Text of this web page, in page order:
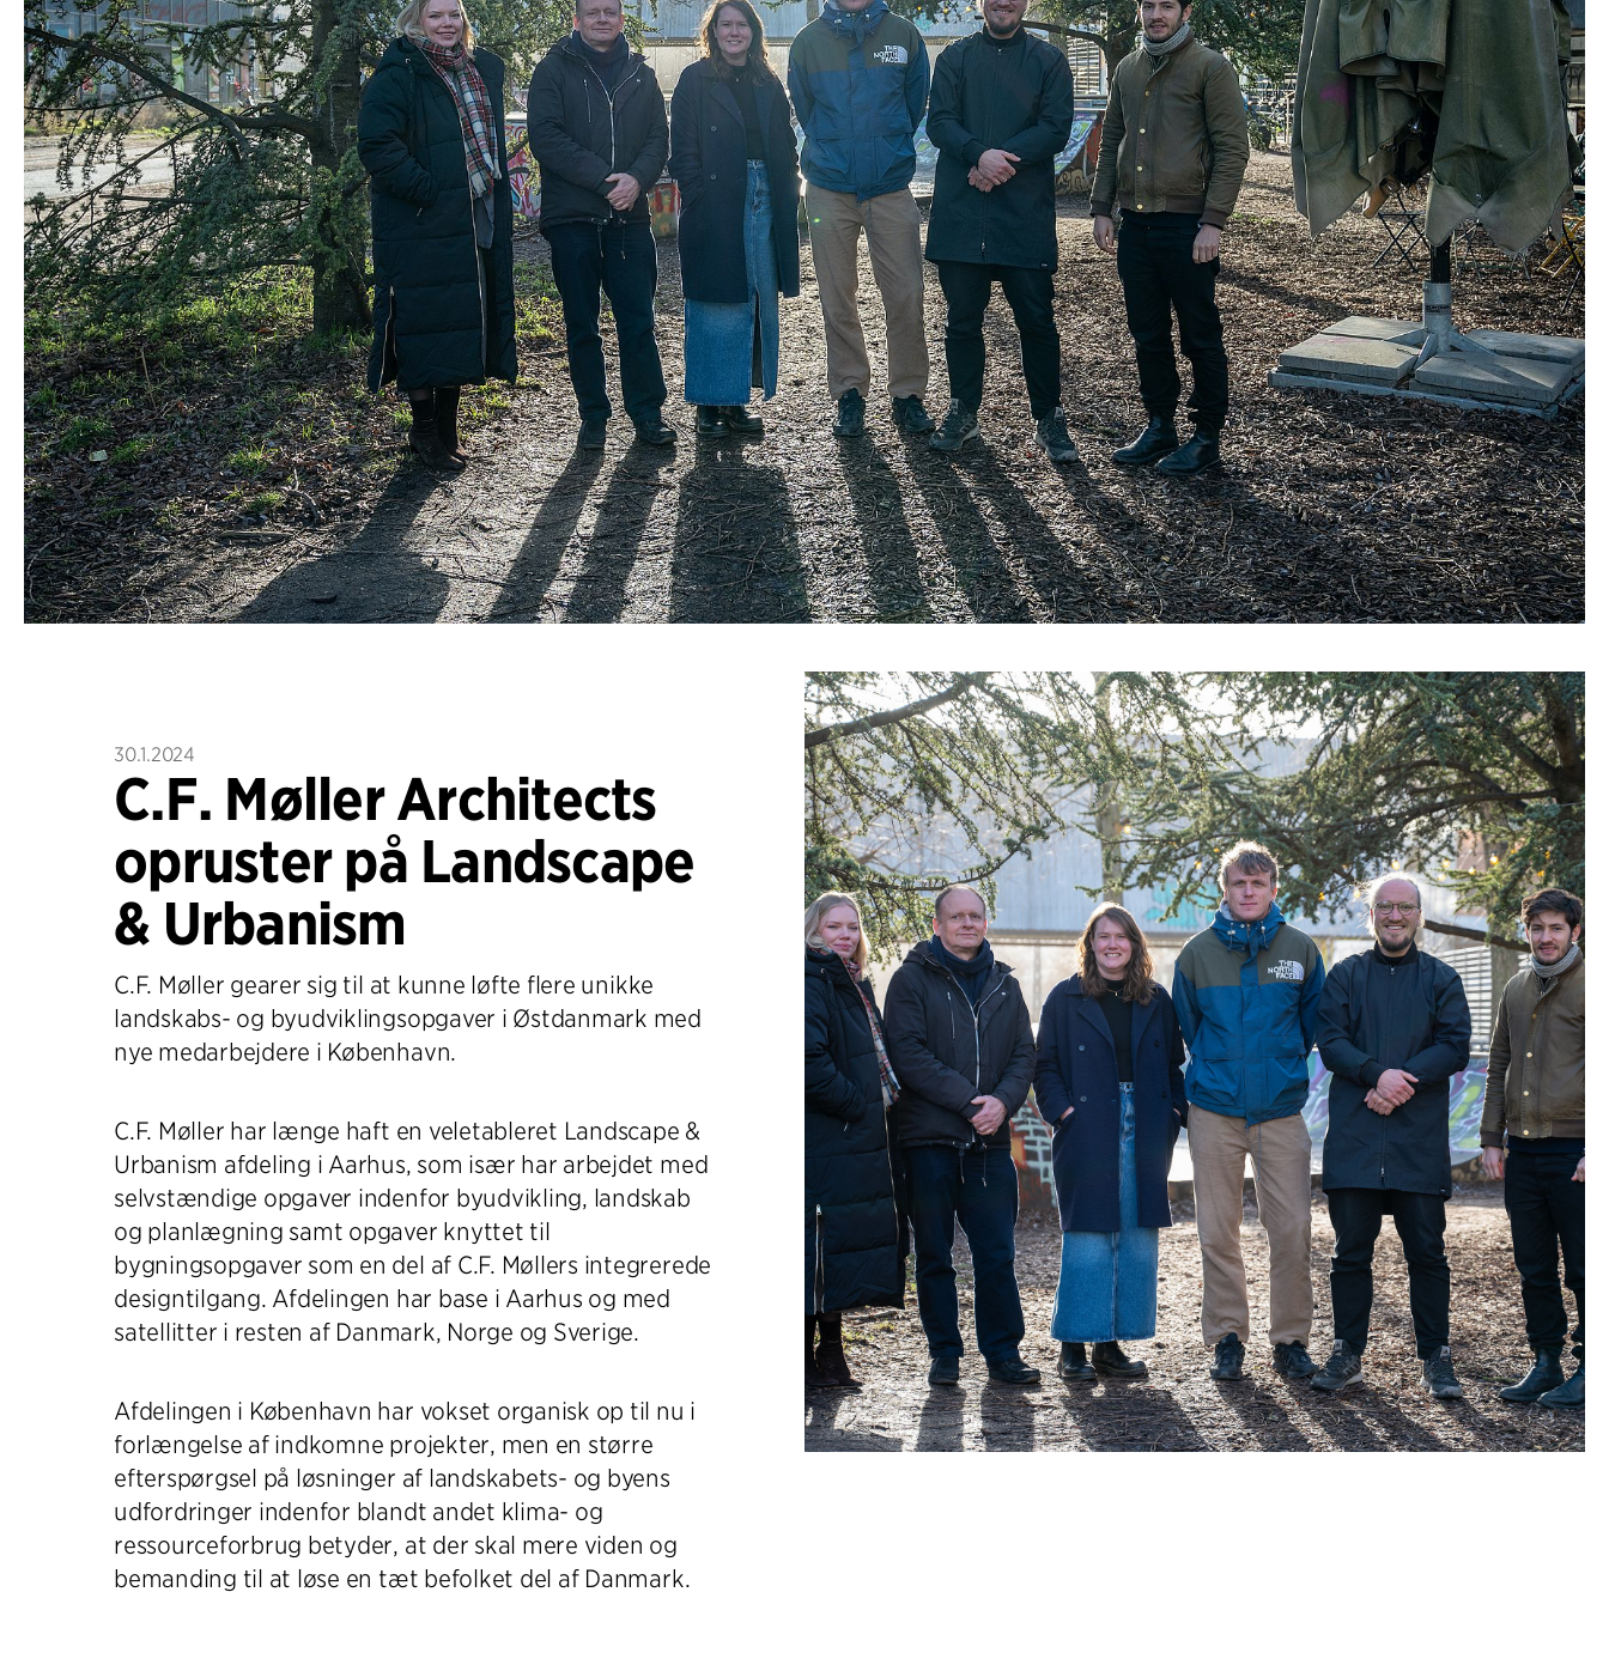
30.1.2024
C.F. Møller Architects
opruster på Landscape
& Urbanism
C.F. Møller gearer sig til at kunne løfte flere unikke
landskabs- og byudviklingsopgaver i Østdanmark med
nye medarbejdere i København.
C.F. Møller har længe haft en veletableret Landscape &
Urbanism afdeling i Aarhus, som især har arbejdet med
selvstændige opgaver indenfor byudvikling, landskab
og planlægning samt opgaver knyttet til
bygningsopgaver som en del af C.F. Møllers integrerede
designtilgang. Afdelingen har base i Aarhus og med
satellitter i resten af Danmark, Norge og Sverige.
Afdelingen i København har vokset organisk op til nu i
forlængelse af indkomne projekter, men en større
efterspørgsel på løsninger af landskabets- og byens
udfordringer indenfor blandt andet klima- og
ressourceforbrug betyder, at der skal mere viden og
bemanding til at løse en tæt befolket del af Danmark.